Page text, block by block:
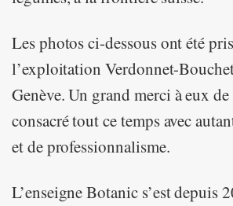
Les photos ci-dessous ont été
l’exploitation Verdonnet-
Genève. Un grand merci à eux
consacré tout ce temps avec
et de professionnalisme.
L’enseigne Botanic s’est depuis